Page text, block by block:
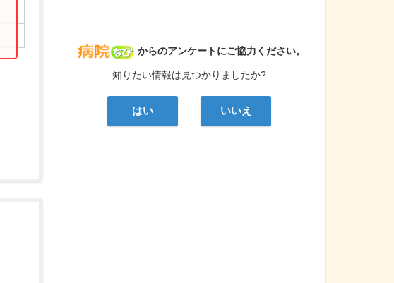
病院なび
からのアンケートにご協力ください。
知りたい情報は見つかりましたか?
はい いいえ